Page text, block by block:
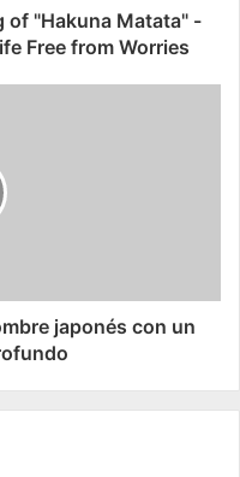
of "Hakuna Matata" -
Free from Worries
japonés con un